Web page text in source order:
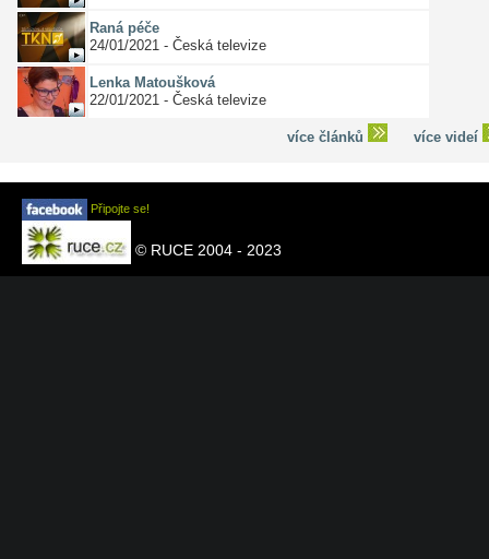
Raná péče
24/01/2021 - Česká televize
Lenka Matoušková
22/01/2021 - Česká televize
více článků více videí
Připojte se!
© RUCE 2004 - 2023